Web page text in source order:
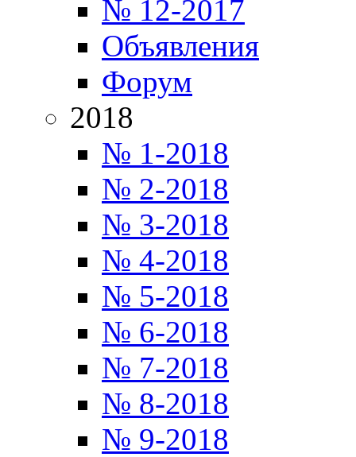
№ 12-2017
Объявления
Форум
2018
№ 1-2018
№ 2-2018
№ 3-2018
№ 4-2018
№ 5-2018
№ 6-2018
№ 7-2018
№ 8-2018
№ 9-2018